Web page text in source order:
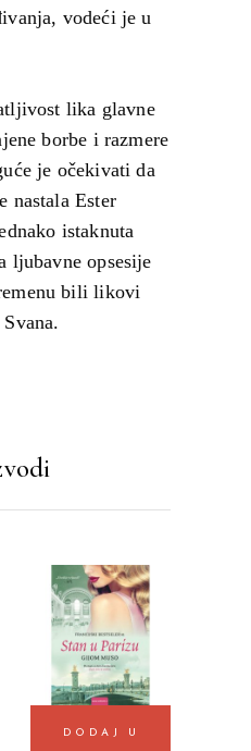
vodeći je u
lika glavne
borbe i razmere
je očekivati da
nastala Ester
istaknuta
ljubavne opsesije
bili likovi
DODAJ U